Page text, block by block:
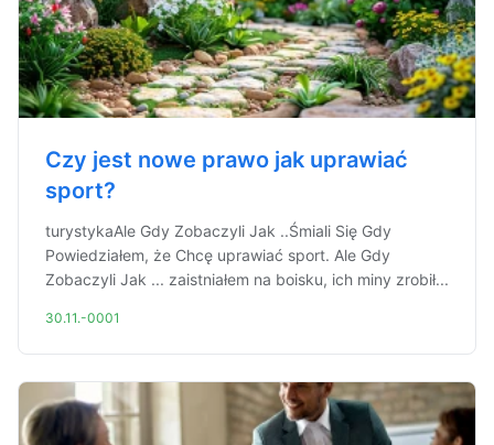
Czy jest nowe prawo jak uprawiać
sport?
turystykaAle Gdy Zobaczyli Jak ..Śmiali Się Gdy
Powiedziałem, że Chcę uprawiać sport. Ale Gdy
Zobaczyli Jak ... zaistniałem na boisku, ich miny zrobił...
30.11.-0001